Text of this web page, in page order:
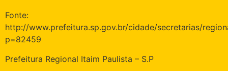
Fonte:
http://www.prefeitura.sp.gov.br/cidade/secretarias/
p=82459
Prefeitura Regional Itaim Paulista – S.P